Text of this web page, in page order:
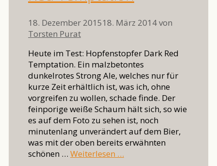
18. Dezember 201518. März 2014von
Torsten Purat
Heute im Test: Hopfenstopfer Dark Red
Temptation. Ein malzbetontes
dunkelrotes Strong Ale, welches nur für
kurze Zeit erhältlich ist, was ich, ohne
vorgreifen zu wollen, schade finde. Der
feinporige weiße Schaum hält sich, so wie
es auf dem Foto zu sehen ist, noch
minutenlang unverändert auf dem Bier,
was mit der oben bereits erwähnten
schönen … Weiterlesen …